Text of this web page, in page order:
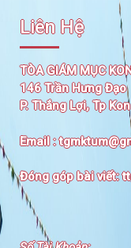
Liên Hệ
TÒA GIÁM MỤC
146 Trần Hưng Đạo
P. Thắng Lợi, Tp
Email :
Đóng góp bài viết: